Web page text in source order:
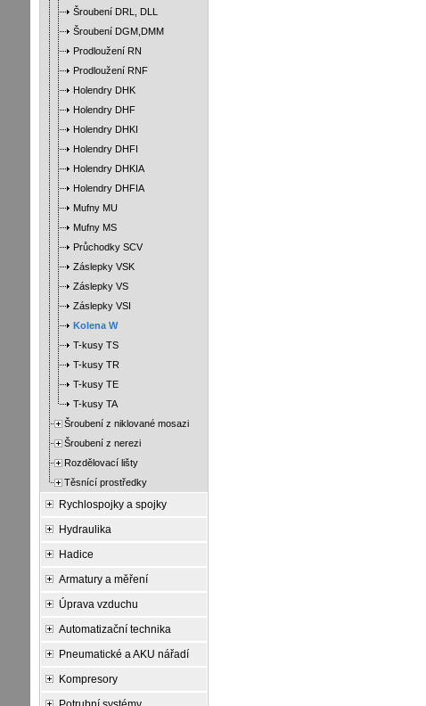
Šroubení DRL, DLL
Šroubení DGM,DMM
Prodloužení RN
Prodloužení RNF
Holendry DHK
Holendry DHF
Holendry DHKI
Holendry DHFI
Holendry DHKIA
Holendry DHFIA
Mufny MU
Mufny MS
Průchodky SCV
Záslepky VSK
Záslepky VS
Záslepky VSI
Kolena W
T-kusy TS
T-kusy TR
T-kusy TE
T-kusy TA
Šroubení z niklované mosazi
Šroubení z nerezi
Rozdělovací lišty
Těsnící prostředky
Rychlospojky a spojky
Hydraulika
Hadice
Armatury a měření
Úprava vzduchu
Automatizační technika
Pneumatické a AKU nářadí
Kompresory